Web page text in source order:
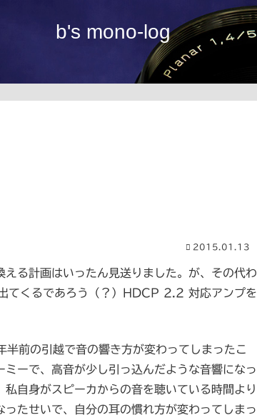
b's mono-log
2015.01.13
る計画はいったん見送りました。が、その代わ
てくるであろう（？）HDCP 2.2 対応アンプを
前の引越で音の響き方が変わってしまったこ
ーで、高音が少し引っ込んだような音響になっ
自身がスピーカからの音を聴いている時間より
たせいで、自分の耳の慣れ方が変わってしまっ